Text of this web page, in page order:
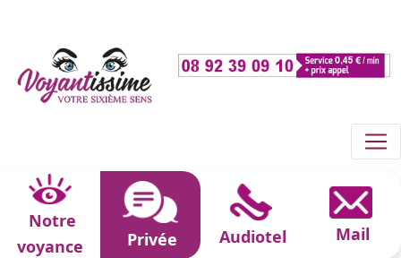
Notre
voyance
Privée Audiotel Mail